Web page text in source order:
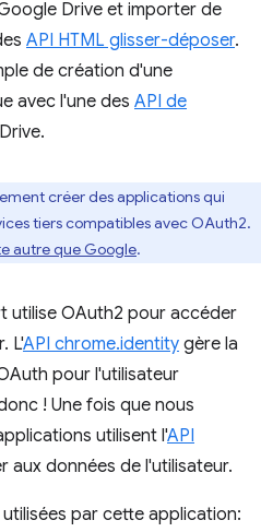
Drive et importer de
API HTML glisser-déposer.
de création d'une
avec l'une des API de
créer des applications qui
tiers compatibles avec OAuth2.
autre que Google.
utilise OAuth2 pour accéder
L'API chrome.identity gère la
pour l'utilisateur
! Une fois que nous
utilisent l'API
aux données de l'utilisateur.
par cette application: